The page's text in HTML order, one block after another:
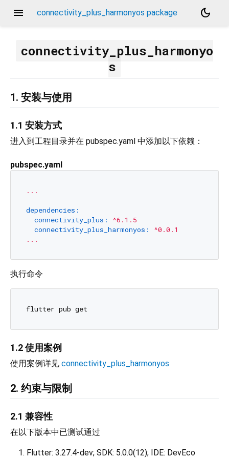
menu connectivity_plus_harmonyos package dark_mode
connectivity_plus_harmonyo
s
1. 安装与使用
1.1 安装方式
进入到工程目录并在 pubspec.yaml 中添加以下依赖：
pubspec.yaml
...
dependencies:
connectivity_plus:
^6.1.5
connectivity_plus_harmonyos:
^0.0.1
...
执行命令
1.2 使用案例
使用案例详见 connectivity_plus_harmonyos
2. 约束与限制
2.1 兼容性
在以下版本中已测试通过
Flutter: 3.27.4-dev; SDK: 5.0.0(12); IDE: DevEco